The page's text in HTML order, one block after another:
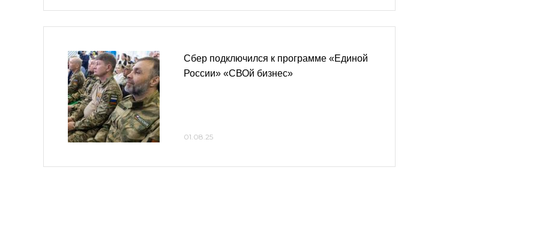
Сбер подключился к программе «Единой
России» «СВОй бизнес»
01.08.25